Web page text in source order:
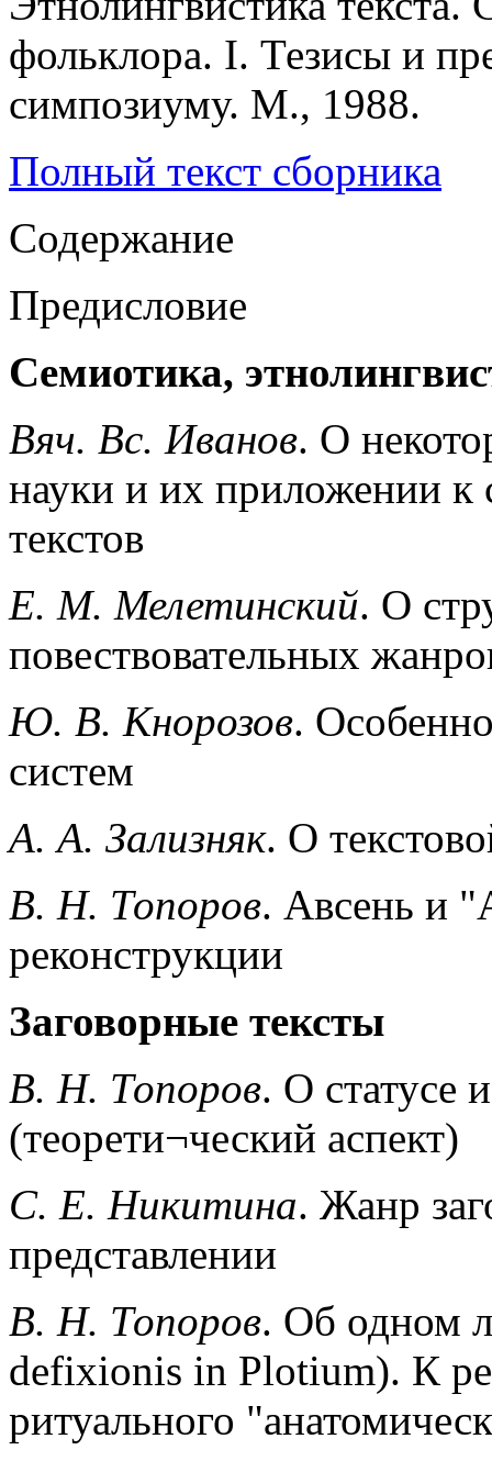
фольклора. I. Тезисы и
симпозиуму. М., 1988.
Полный текст сборника
Содержание
Предисловие
Семиотика,
Вяч. Вс. Иванов. О
науки и их приложении к
текстов
Е. М. Мелетинский. О
повествовательных
Ю. В. Кнорозов.
систем
A. А. Зализняк. О
B. Н. Топоров. Авсень и
реконструкции
Заговорные тексты
B. Н. Топоров. О статусе
(теорети¬ческий аспект)
C. Е. Никитина. Жанр
представлении
В. Н. Топоров. Об одном
defixionis in Plotium). К
ритуального